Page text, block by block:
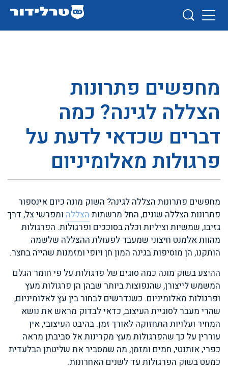
מחפשים פתרונות
הצללה לגינה? כמה
דברים שכדאי לדעת על
פרגולות מאלומיניום
מחפשים פתרונות הצללה לגינה? השוק מונה כיום אינספור
פתרונות הצללה שונים, החל מרשתות הצללה ומפרשי צל, דרך
גזיבו, שמשיות וציליות וכלה בסוככים ופרגולות. הפרגולות
מהוות אלמנט חיצוני שמעבר לפעולת ההצללה שלשמה
הותקנו, הן מוסיפות בגינה המון חן ויופי ומזמנות שהייה בחצר.
ההיצע בשוק מונה כמה סוגים של פרגולות על פי חומר הגלם
המשמש לייצורן, שהנפוצות ביותר שבהן הן פרגולות מעץ
ופרגולות מאלומיניום. כשנדרשים לבחור בין עץ לאלומיניום,
שהרי מעבר לסוגיית העיצוב, כדאי לבדוק מראש את נושא
המחיר ועלויות התחזוקה לאורך זמן. בהיבט העיצובי, אין
עוררין על כך שהפרגולות מעץ מקרינות אל סביבתן מראה
כפרי, אותנטי, חמים ומזמן, מה שמסביר את שליטתן הבלעדית
כמעט בשוק הפרגולות עד לשנים האחרונות.